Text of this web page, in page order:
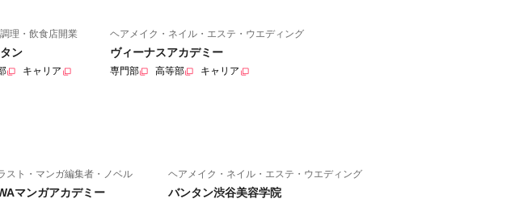
理・飲食店開業
ン
キャリア
ヘアメイク・ネイル・エステ・ウエディング
ヴィーナスアカデミー
専門部 高等部 キャリア
スト・マンガ編集者・ノベル
マンガアカデミー
ヘアメイク・ネイル・エステ・ウエディング
バンタン渋谷美容学院